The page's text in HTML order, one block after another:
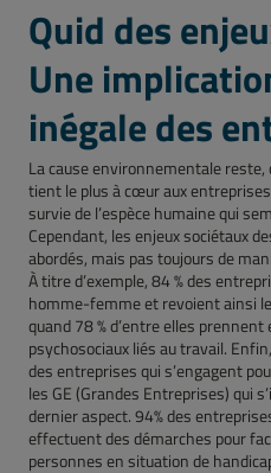
Quid des
Une
inégale des
La cause environnementale reste,
tient le plus à cœur aux
survie de l’espèce humaine qui
Cependant, les enjeux sociétaux
abordés, mais pas toujours de
À titre d’exemple, 84 % des
homme-femme et revoient ainsi
quand 78 % d’entre elles
psychosociaux liés au travail.
des entreprises qui s’engagent
les GE (Grandes Entreprises) qui
dernier aspect. 94% des
effectuent des démarches pour
personnes en situation de